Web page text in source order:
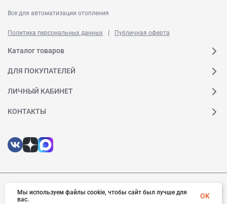
Все для автоматизации отопления
Политика персональных данных | Публичная оферта
Каталог товаров
ДЛЯ ПОКУПАТЕЛЕЙ
ЛИЧНЫЙ КАБИНЕТ
КОНТАКТЫ
© 2026 Ридан. Все права защищены
Мы используем файлы cookie, чтобы сайт был лучше для
вас.
OK